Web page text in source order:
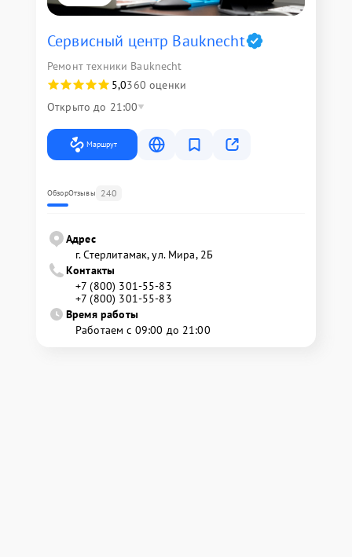
Сервисный центр Bauknecht
Ремонт техники Bauknecht
5,0360 оценки
Открыто до 21:00
Маршрут
ОбзорОтзывы 240
Адрес
г. Стерлитамак, ул. Мира, 2Б
Контакты
+7 (800) 301-55-83
+7 (800) 301-55-83
Время работы
Работаем с 09:00 до 21:00